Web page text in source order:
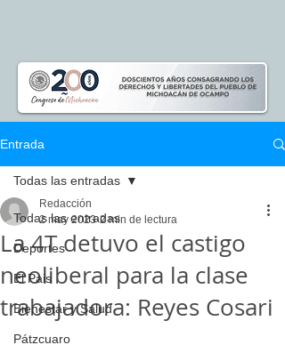
Entrada
Todas las entradas
Deportes
El Pais
Bienestar y Salud
Pátzcuaro
Todas las entradas
La 4T detuvo el castigo
neoliberal para la clase
trabajadora: Reyes Cosari
Redacción
2 may 2023 2 min de lectura